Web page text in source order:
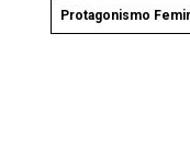
Protagonismo